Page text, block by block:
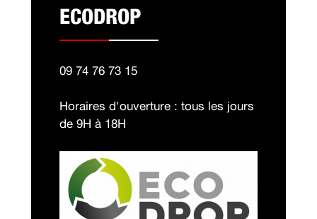
ECODROP
09 74 76 73 15
Horaires d'ouverture : tous les jours
de 9H à 18H